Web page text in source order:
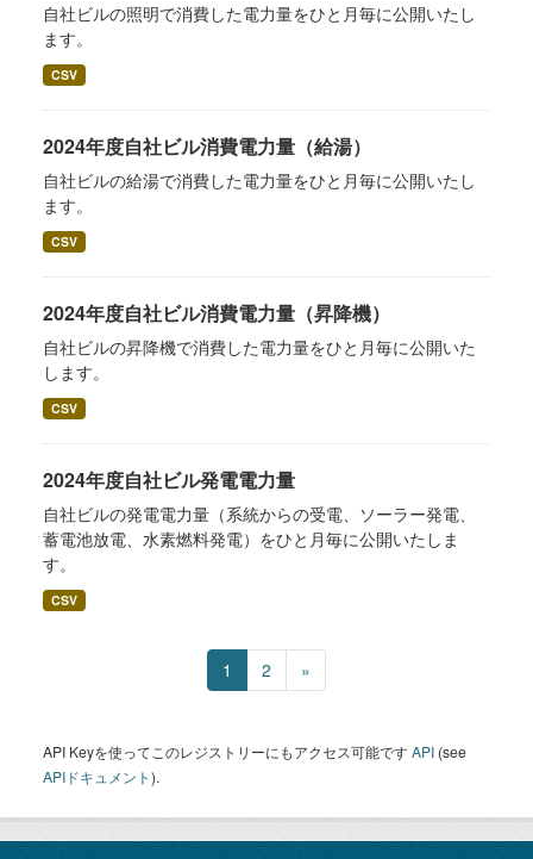
自社ビルの照明で消費した電力量をひと月毎に公開いたし
ます。
CSV
2024年度自社ビル消費電力量（給湯）
自社ビルの給湯で消費した電力量をひと月毎に公開いたし
ます。
CSV
2024年度自社ビル消費電力量（昇降機）
自社ビルの昇降機で消費した電力量をひと月毎に公開いた
します。
CSV
2024年度自社ビル発電電力量
自社ビルの発電電力量（系統からの受電、ソーラー発電、
蓄電池放電、水素燃料発電）をひと月毎に公開いたしま
す。
CSV
1 2 »
API Keyを使ってこのレジストリーにもアクセス可能ですAPI (see
APIドキュメント).